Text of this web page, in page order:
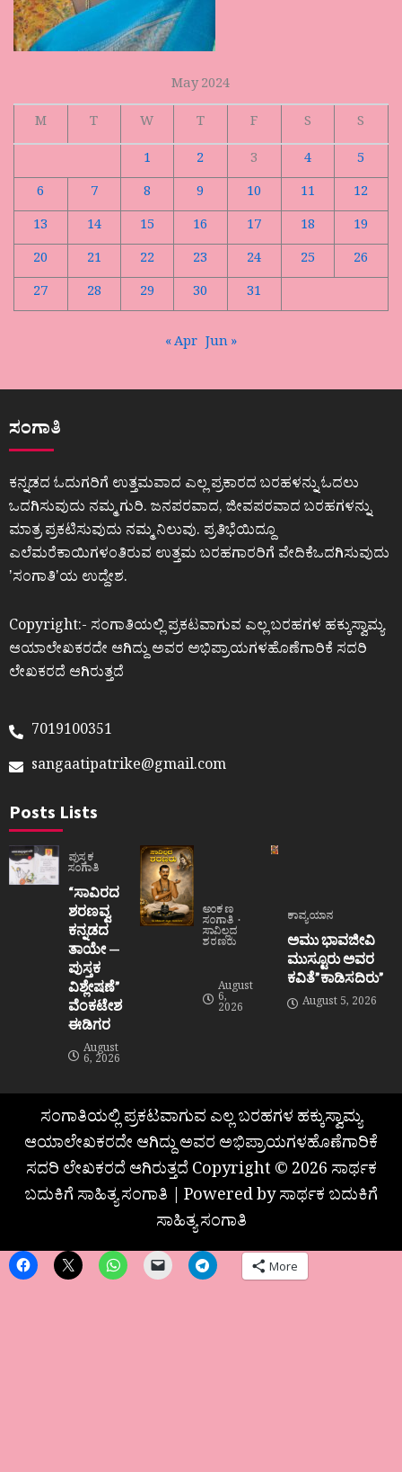
May 2024
M
T W T F S
S
1
2 3 4
5
6
7 8 9 10 11
12
13
14 15 16 17 18
19
20
21 22 23 24 25
26
27
28 29 30 31
« Apr Jun »
ಸಂಗಾತಿ
ಕನ್ನಡದ ಓದುಗರಿಗೆ ಉತ್ತಮವಾದ ಎಲ್ಲ ಪ್ರಕಾರದ ಬರಹಳನ್ನು ಓದಲು
ಒದಗಿಸುವುದು ನಮ್ಮ ಗುರಿ. ಜನಪರವಾದ, ಜೀವಪರವಾದ ಬರಹಗಳನ್ನು
ಮಾತ್ರ ಪ್ರಕಟಿಸುವುದು ನಮ್ಮ ನಿಲುವು. ಪ್ರತಿಭೆಯಿದ್ದೂ
ಎಲೆಮರೆಕಾಯಿಗಳಂತಿರುವ ಉತ್ತಮ ಬರಹಗಾರರಿಗೆ ವೇದಿಕೆಒದಗಿಸುವುದು
ʼಸಂಗಾತಿʼಯ ಉದ್ದೇಶ.
Copyright:- ಸಂಗಾತಿಯಲ್ಲಿ ಪ್ರಕಟವಾಗುವ ಎಲ್ಲ ಬರಹಗಳ ಹಕ್ಕುಸ್ವಾಮ್ಯ
ಆಯಾಲೇಖಕರದೇ ಆಗಿದ್ದು ಅವರ ಅಭಿಪ್ರಾಯಗಳಹೊಣೆಗಾರಿಕೆ ಸದರಿ
ಲೇಖಕರದೆ ಆಗಿರುತ್ತದೆ
7019100351
sangaatipatrike@gmail.com
Posts Lists
ಪುಸ್ತಕ
ಸಂಗಾತಿ
“ಸಾವಿರದ
ಶರಣವ್ವ
ಕನ್ನಡದ
ತಾಯೇ —
ಪುಸ್ತಕ
ವಿಶ್ಲೇಷಣೆ”
ವೆಂಕಟೇಶ
ಈಡಿಗರ
August
6, 2026
ಅಂಕಣ
ಸಂಗಾತಿ
ಸಾವಿಲ್ಲದ
ಶರಣರು
August
6,
2026
ಕಾವ್ಯಯಾನ
ಅಮು ಭಾವಜೀವಿ
ಮುಸ್ಟೂರು ಅವರ
ಕವಿತೆ”ಕಾಡಿಸದಿರು”
August 5, 2026
ಸಂಗಾತಿಯಲ್ಲಿ ಪ್ರಕಟವಾಗುವ ಎಲ್ಲ ಬರಹಗಳ ಹಕ್ಕುಸ್ವಾಮ್ಯ
ಆಯಾಲೇಖಕರದೇ ಆಗಿದ್ದು ಅವರ ಅಭಿಪ್ರಾಯಗಳಹೊಣೆಗಾರಿಕೆ
ಸದರಿ ಲೇಖಕರದೆ ಆಗಿರುತ್ತದೆ Copyright © 2026 ಸಾರ್ಥಕ
ಬದುಕಿಗೆ ಸಾಹಿತ್ಯ ಸಂಗಾತಿ | Powered by ಸಾರ್ಥಕ ಬದುಕಿಗೆ
ಸಾಹಿತ್ಯ ಸಂಗಾತಿ
More